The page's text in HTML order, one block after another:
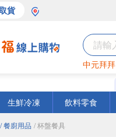
貨
中元拜拜
生鮮冷凍 飲料零食
/ 餐廚用品 / 杯盤餐具